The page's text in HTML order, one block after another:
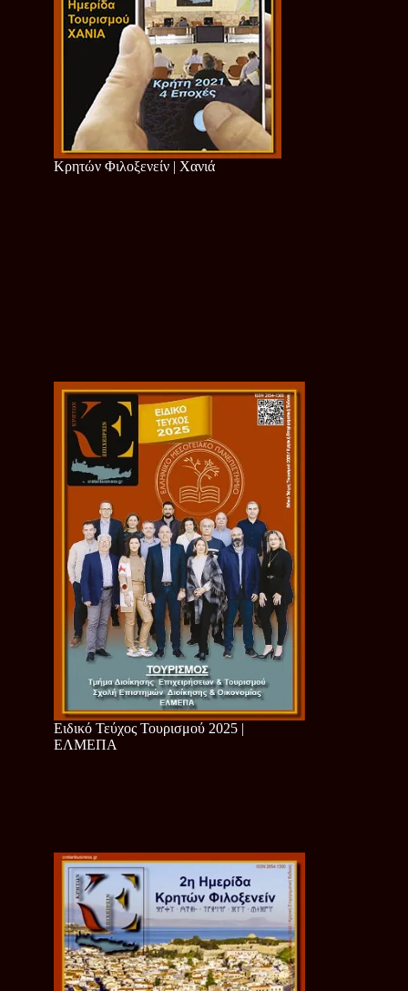
Κρητών Φιλοξενείν | Χανιά
Ειδικό Τεύχος Τουρισμού 2025 |
ΕΛΜΕΠΑ